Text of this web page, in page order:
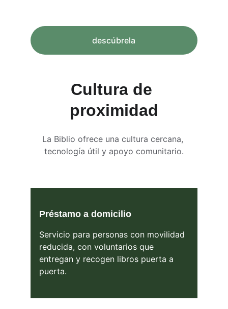
descúbrela
Cultura de
proximidad
La Biblio ofrece una cultura cercana,
tecnología útil y apoyo comunitario.
Préstamo a domicilio
Servicio para personas con movilidad
reducida, con voluntarios que
entregan y recogen libros puerta a
puerta.